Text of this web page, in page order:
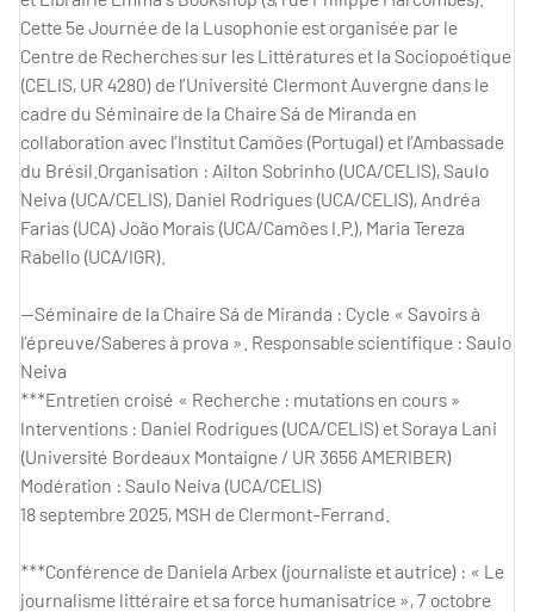
Cette 5e Journée de la Lusophonie est organisée par le
Centre de Recherches sur les Littératures et la Sociopoétique
(CELIS, UR 4280) de l’Université Clermont Auvergne dans le
cadre du Séminaire de la Chaire Sá de Miranda en
collaboration avec l’Institut Camões (Portugal) et l’Ambassade
du Brésil.Organisation : Ailton Sobrinho (UCA/CELIS), Saulo
Neiva (UCA/CELIS), Daniel Rodrigues (UCA/CELIS), Andréa
Farias (UCA) João Morais (UCA/Camões I.P.), Maria Tereza
Rabello (UCA/IGR).
—Séminaire de la Chaire Sá de Miranda : Cycle « Savoirs à
l’épreuve/Saberes à prova ». Responsable scientifique : Saulo
Neiva
***Entretien croisé « Recherche : mutations en cours »
Interventions : Daniel Rodrigues (UCA/CELIS) et Soraya Lani
(Université Bordeaux Montaigne / UR 3656 AMERIBER)
Modération : Saulo Neiva (UCA/CELIS)
18 septembre 2025, MSH de Clermont-Ferrand.
***Conférence de Daniela Arbex (journaliste et autrice) : « Le
journalisme littéraire et sa force humanisatrice », 7 octobre